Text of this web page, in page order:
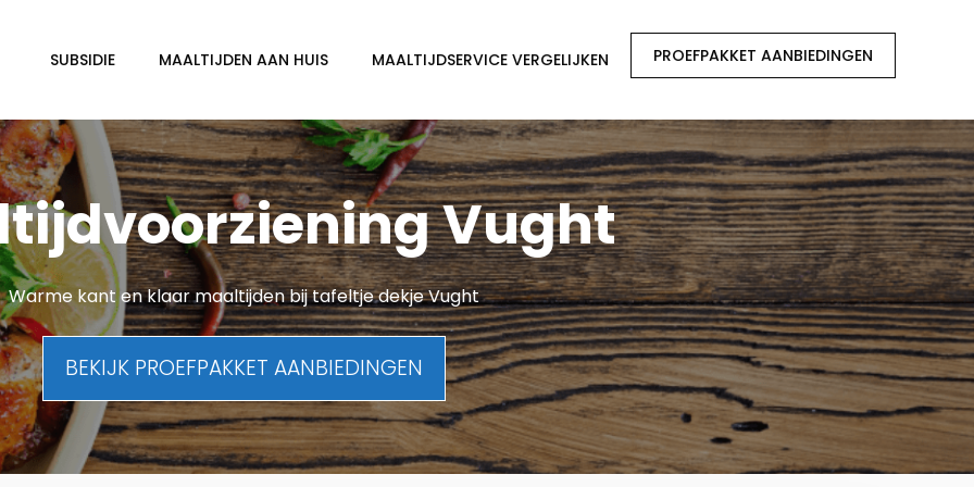
SUBSIDIE MAALTIJDEN AAN HUIS MAALTIJDSERVICE VERGELIJKEN PROEFPAKKET AANBIEDINGEN
Vught
Warme kant en klaar maaltijden bij tafeltje dekje Vught
BEKIJK PROEFPAKKET AANBIEDINGEN